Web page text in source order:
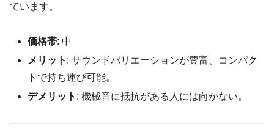
ています。
価格帯: 中
メリット : サウンドバリエーションが豊富、コンパク
トで持ち運び可能。
デメリット : 機械音に抵抗がある人には向かない。